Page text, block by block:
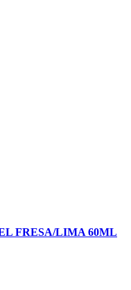
FRESA/LIMA 60ML